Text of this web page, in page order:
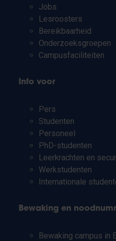
Jobs
Lesroosters
Bereikbaarheid
Onderzoeksgroepen
Campusfaciliteiten
Info voor
Pers
Studenten
Personeel
PhD-studenten
Leerkrachten en
Werkstudenten
Internationale
Bewaking en
Bewaking campus in